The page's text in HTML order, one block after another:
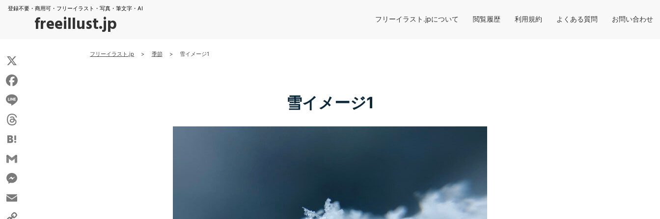
登録不要・商用可・フリーイラスト・写真・筆文字・AI
freeillust.jp フリーイラスト.jpについて 閲覧履歴 利用規約 よくある質問 お問い合わせ
フリーイラスト.jp > 季節 > 雪イメージ1
雪イメージ1
X
Facebook
Line
Threads
Hatena
Gmail
Messenger
Email